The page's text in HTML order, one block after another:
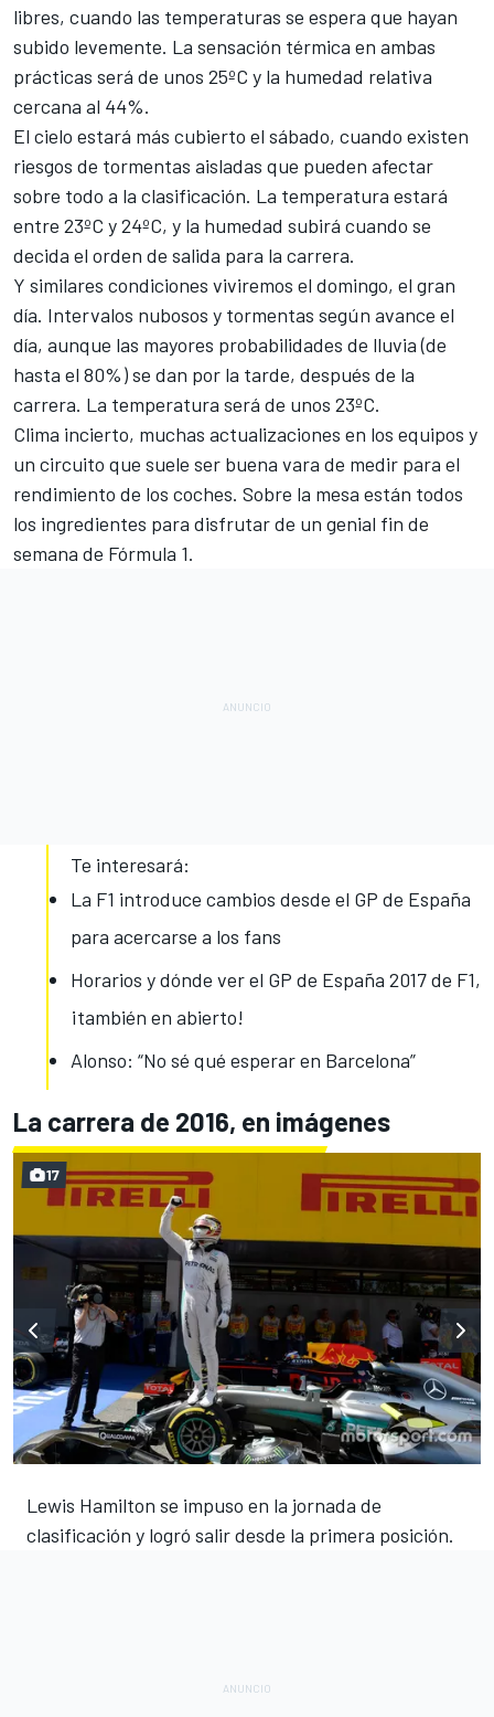
libres, cuando las temperaturas se espera que hayan
subido levemente. La sensación térmica en ambas
prácticas será de unos 25ºC y la humedad relativa
cercana al 44%.
El cielo estará más cubierto el sábado, cuando existen
riesgos de tormentas aisladas que pueden afectar
sobre todo a la clasificación. La temperatura estará
entre 23ºC y 24ºC, y la humedad subirá cuando se
decida el orden de salida para la carrera.
Y similares condiciones viviremos el domingo, el gran
día. Intervalos nubosos y tormentas según avance el
día, aunque las mayores probabilidades de lluvia (de
hasta el 80%) se dan por la tarde, después de la
carrera. La temperatura será de unos 23ºC.
Clima incierto, muchas actualizaciones en los equipos y
un circuito que suele ser buena vara de medir para el
rendimiento de los coches. Sobre la mesa están todos
los ingredientes para disfrutar de un genial fin de
semana de Fórmula 1.
Te interesará:
La F1 introduce cambios desde el GP de España
para acercarse a los fans
Horarios y dónde ver el GP de España 2017 de F1,
¡también en abierto!
Alonso: “No sé qué esperar en Barcelona”
La carrera de 2016, en imágenes
Lewis Hamilton se impuso en la jornada de
clasificación y logró salir desde la primera posición.
17